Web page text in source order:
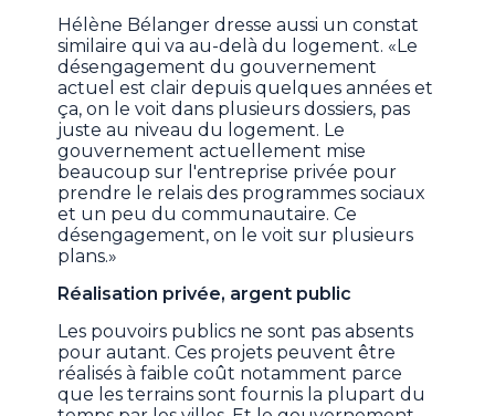
Hélène Bélanger dresse aussi un constat
similaire qui va au-delà du logement. «Le
désengagement du gouvernement
actuel est clair depuis quelques années et
ça, on le voit dans plusieurs dossiers, pas
juste au niveau du logement. Le
gouvernement actuellement mise
beaucoup sur l'entreprise privée pour
prendre le relais des programmes sociaux
et un peu du communautaire. Ce
désengagement, on le voit sur plusieurs
plans.»
Réalisation privée, argent public
Les pouvoirs publics ne sont pas absents
pour autant. Ces projets peuvent être
réalisés à faible coût notamment parce
que les terrains sont fournis la plupart du